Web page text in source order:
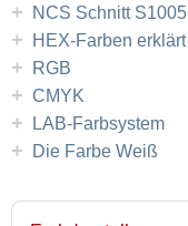
+ NCS Schnitt S1005
+ HEX-Farben erklärt
+ RGB
+ CMYK
+ LAB-Farbsystem
+ Die Farbe Weiß